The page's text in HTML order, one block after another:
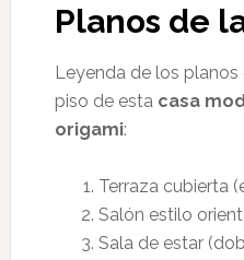
Planos de
Leyenda de los
piso de esta casa
origami:
Terraza cubierta
Salón estilo
Sala de estar